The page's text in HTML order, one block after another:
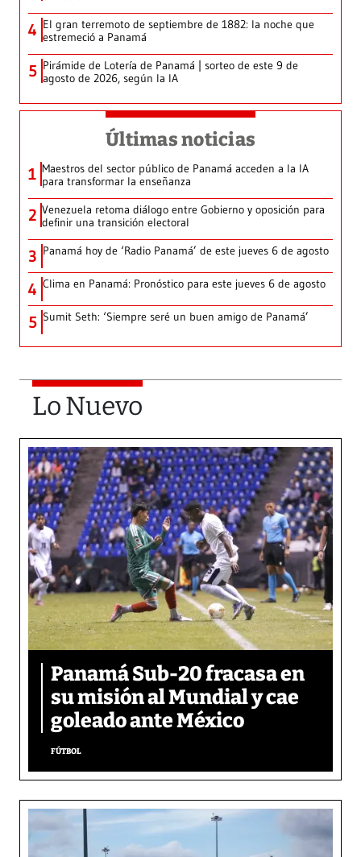
4 El gran terremoto de septiembre de 1882: la noche que
estremeció a Panamá
5 Pirámide de Lotería de Panamá | sorteo de este 9 de
agosto de 2026, según la IA
Últimas noticias
1 Maestros del sector público de Panamá acceden a la IA
para transformar la enseñanza
2 Venezuela retoma diálogo entre Gobierno y oposición para
definir una transición electoral
3 Panamá hoy de ‘Radio Panamá’ de este jueves 6 de agosto
4 Clima en Panamá: Pronóstico para este jueves 6 de agosto
5 Sumit Seth: ‘Siempre seré un buen amigo de Panamá’
Lo Nuevo
Panamá Sub-20 fracasa en
su misión al Mundial y cae
goleado ante México
FÚTBOL